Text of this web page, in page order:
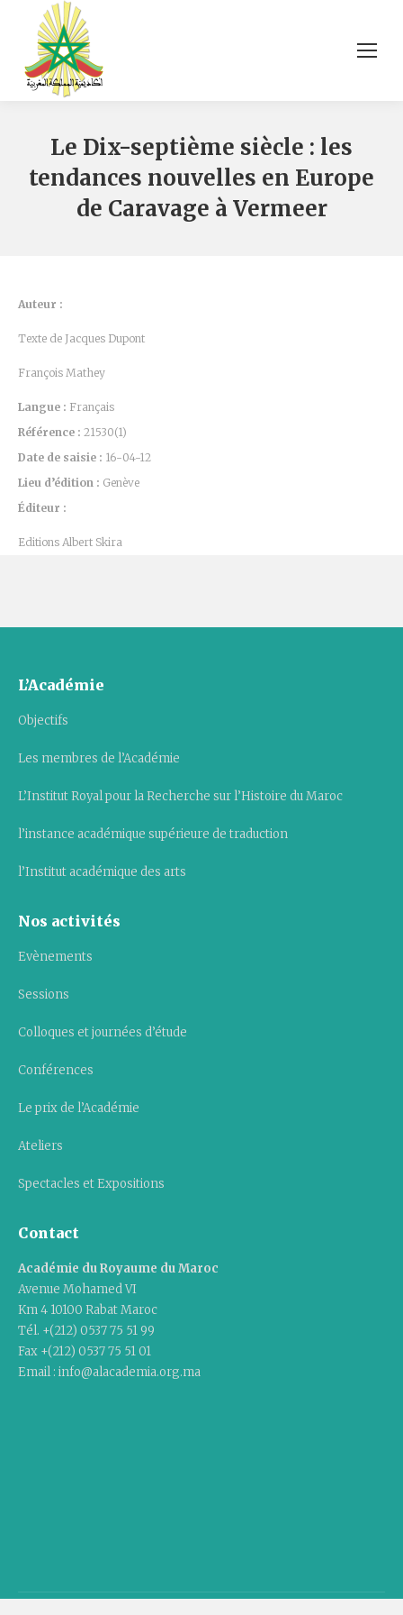
Le Dix-septième siècle : les
tendances nouvelles en Europe
de Caravage à Vermeer
Auteur :
Texte de Jacques Dupont
François Mathey
Langue : Français
Référence : 21530(1)
Date de saisie : 16-04-12
Lieu d’édition : Genève
Éditeur :
Editions Albert Skira
L’Académie
Objectifs
Les membres de l’Académie
L’Institut Royal pour la Recherche sur l’Histoire du Maroc
l’instance académique supérieure de traduction
l’Institut académique des arts
Nos activités
Evènements
Sessions
Colloques et journées d’étude
Conférences
Le prix de l’Académie
Ateliers
Spectacles et Expositions
Contact
Académie du Royaume du Maroc
Avenue Mohamed VI
Km 4 10100 Rabat Maroc
Tél. +(212) 0537 75 51 99
Fax +(212) 0537 75 51 01
Email : info@alacademia.org.ma